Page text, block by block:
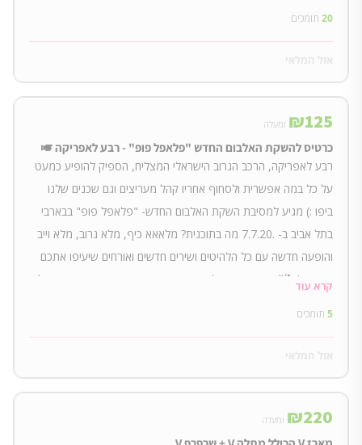
20 תומכים
₪125 ומעלה
כרטיס להשקת האלבום החדש "פלאפל פופ" - רבע לאפריקה 🎺
רבע לאפריקה, הרכב הגרוב הישראלי המצליח, הספיק להופיע כמעט
על כל במה אפשרית ולסחוף אחריו קהל מעריצים וגם שכנים שלנו
ביפו :) מגיע למסיבת השקת האלבום החדש- "פלאפל פופ" בבארבי
בתל אביב ב- .7.7.20 מה בתוכנית? מלאאא כיף, מלא גרוב, מלא וייב
והופעה חדשה עם כל הלהיטים ושירים חדשים ואורחים שיעיפו אתכם
סקיי היי! 🕺💃 חוץ מכרטיס להופעה אנחנו נצייד אתכם גם בכובע מולט
קרא עוד
5 תומכים
₪220 ומעלה